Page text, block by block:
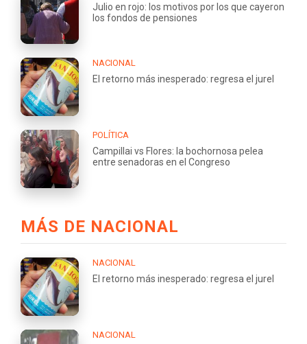
Julio en rojo: los motivos por los que cayeron
los fondos de pensiones
NACIONAL
El retorno más inesperado: regresa el jurel
POLÍTICA
Campillai vs Flores: la bochornosa pelea
entre senadoras en el Congreso
MÁS DE NACIONAL
NACIONAL
El retorno más inesperado: regresa el jurel
NACIONAL